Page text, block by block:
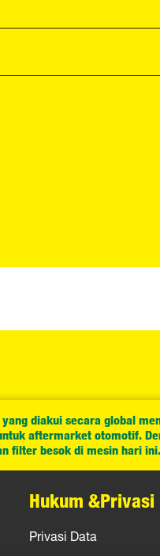
diakui secara global
aftermarket otomotif.
filter besok di mesin hari ini.
Hukum &Privasi
Privasi Data